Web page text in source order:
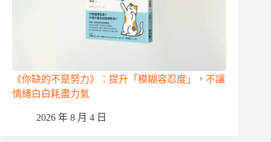
《你缺的不是努力》：提升「模糊容忍度」，不讓
情緒白白耗盡力氣
2026 年 8 月 4 日